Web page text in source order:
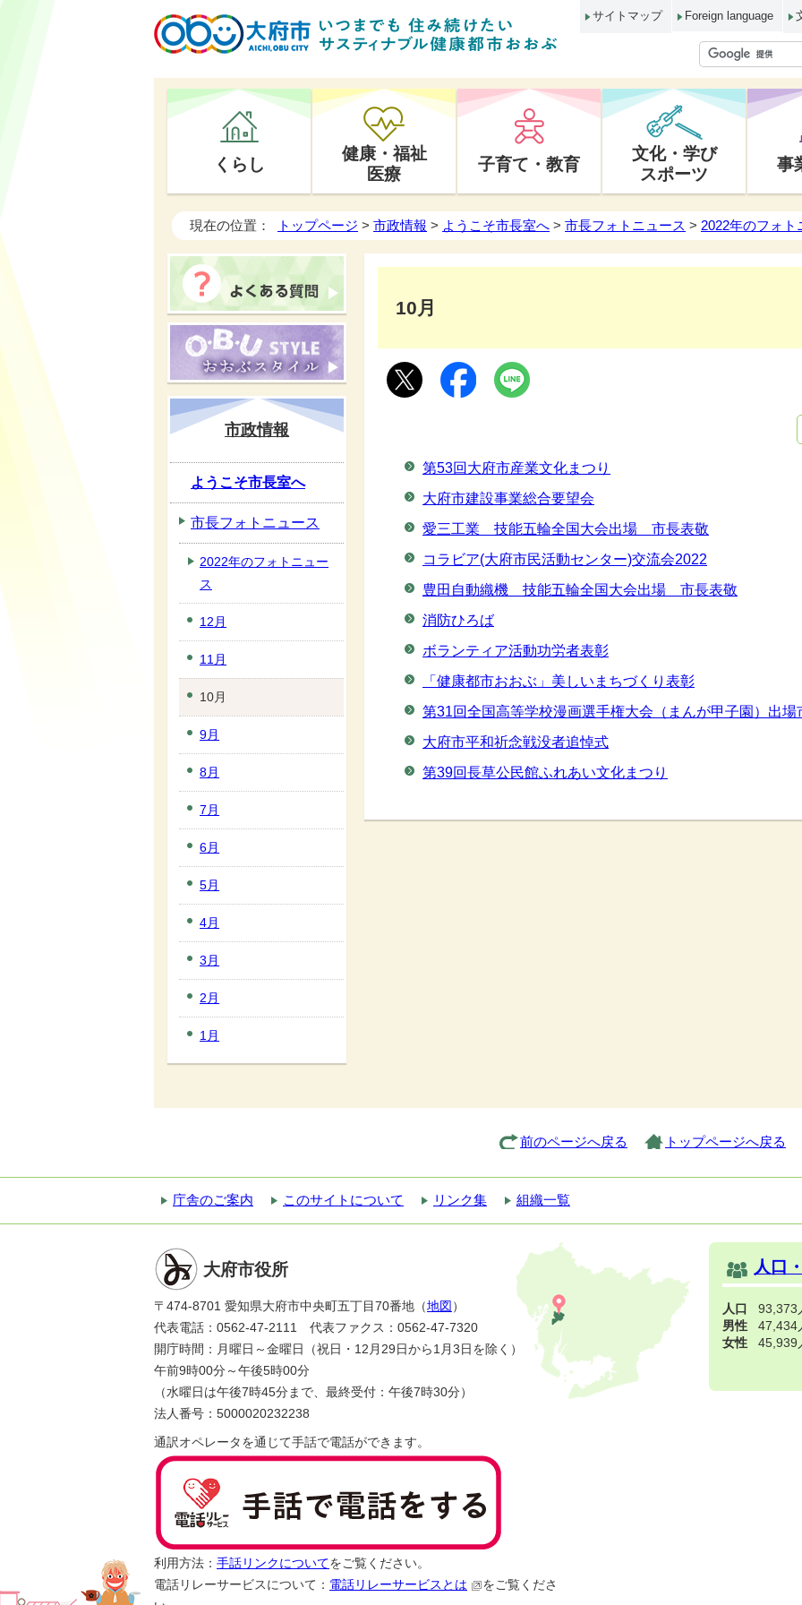
サイトマップ Foreign language
くらし
健康・福祉
医療
子育て・教育
文化・学び
スポーツ
事
現在の位置： トップページ > 市政情報 > ようこそ市長室へ > 市長フォトニュース > 2022年のフォト
10月
第53回大府市産業文化まつり
大府市建設事業総合要望会
愛三工業 技能五輪全国大会出場 市長表敬
コラビア(大府市民活動センター)交流会2022
豊田自動織機 技能五輪全国大会出場 市長表敬
消防ひろば
ボランティア活動功労者表彰
「健康都市おおぶ」美しいまちづくり表彰
第31回全国高等学校漫画選手権大会（まんが甲子園）出場
大府市平和祈念戦没者追悼式
第39回長草公民館ふれあい文化まつり
市政情報
ようこそ市長室へ
市長フォトニュース
2022年のフォトニュー
ス
12月
11月
10月
9月
8月
7月
6月
5月
4月
3月
2月
1月
前のページへ戻る トップページへ戻る
庁舎のご案内 このサイトについて リンク集 組織一覧
大府市役所
〒474-8701 愛知県大府市中央町五丁目70番地（地図 ）
代表電話：0562-47-2111 代表ファクス：0562-47-7320
開庁時間：月曜日～金曜日（祝日・12月29日から1月3日を除く）
午前9時00分～午後5時00分
（水曜日は午後7時45分まで、最終受付：午後7時30分）
法人番号：5000020232238
通訳オペレータを通じて手話で電話ができます。
利用方法： 手話リンクについてをご覧ください。
電話リレーサービスについて： 電話リレーサービスとは
をご覧くださ
人口
人口
93,373
男性
47,434
女性
45,939